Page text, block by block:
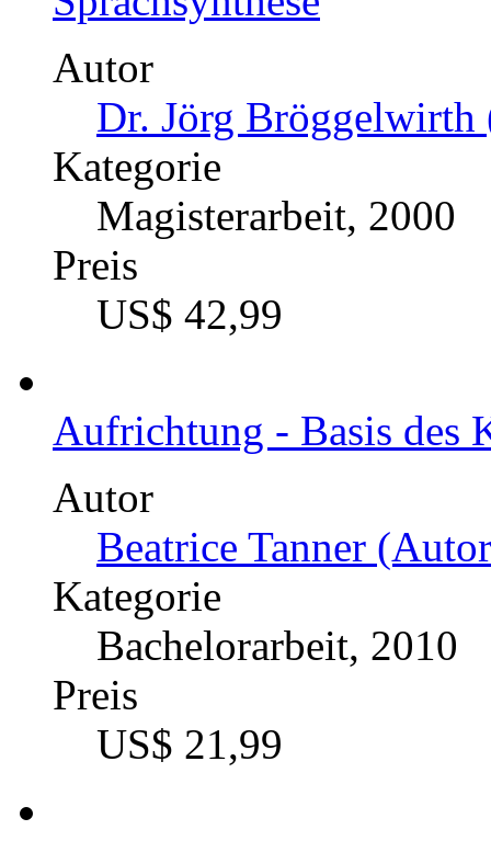
Autor
Dr. Jörg
Kategorie
Magisterarbeit, 2000
Preis
US$ 42,99
Aufrichtung - Basis des
Autor
Beatrice Tanner
Kategorie
Bachelorarbeit, 2010
Preis
US$ 21,99